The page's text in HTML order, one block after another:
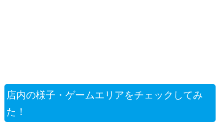
店内の様子・ゲームエリアをチェックしてみ
た！